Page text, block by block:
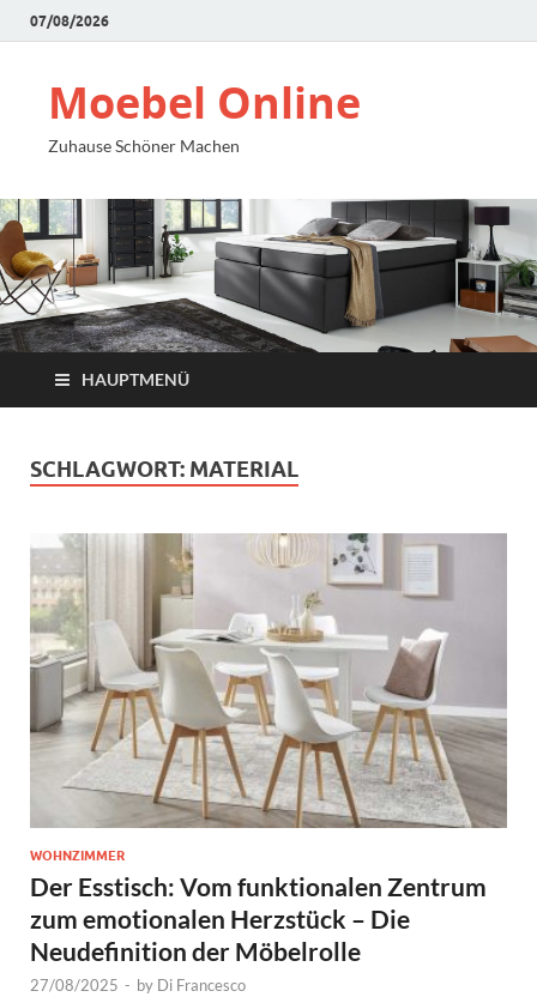
07/08/2026
Moebel Online
Zuhause Schöner Machen
HAUPTMENÜ
SCHLAGWORT: MATERIAL
WOHNZIMMER
Der Esstisch: Vom funktionalen Zentrum
zum emotionalen Herzstück – Die
Neudefinition der Möbelrolle
27/08/2025 - by Di Francesco